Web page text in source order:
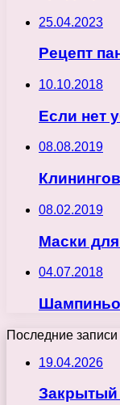
25.04.2023
Рецепт
10.10.2018
Если нет
08.08.2019
08.02.2019
Маски
04.07.2018
Последние записи
19.04.2026
Закрытый